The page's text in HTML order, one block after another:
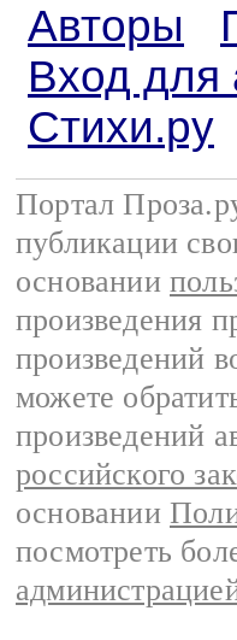
Авторы
Вход для
Стихи.ру
Портал
публикации
основании
произведения
произведений
можете
произведений
российского
основании
посмотреть